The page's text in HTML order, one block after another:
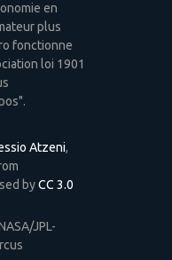
en
plus
fonctionne
loi 1901
Atzeni,
byCC 3.0
JPL-